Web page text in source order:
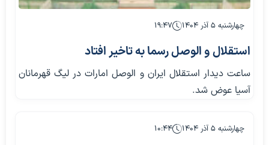
چهارشنبه ۵ آذر ۱۴۰۴ ۱۹:۴۷
استقلال و الوصل رسما به تاخیر افتاد
ساعت دیدار استقلال ایران و الوصل امارات در لیگ قهرمانان
آسیا عوض شد.
چهارشنبه ۵ آذر ۱۴۰۴ ۱۰:۴۴